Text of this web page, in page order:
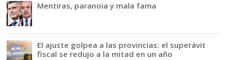
Mentiras, paranoia y mala fama
El ajuste golpea a las provincias: el superávit
fiscal se redujo a la mitad en un año